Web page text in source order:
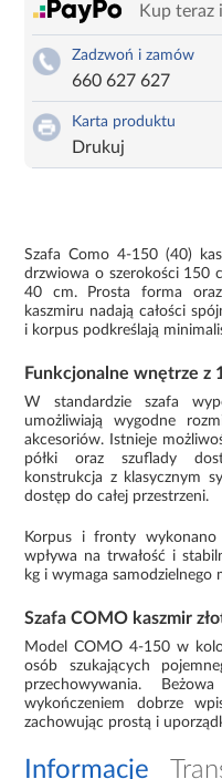
Kup teraz
Zadzwoń i zamów
660 627 627
Karta produktu
Drukuj
Szafa Como 4-150 (40)
drzwiowa o szerokości 150
40 cm. Prosta forma
kaszmiru nadają całości
i korpus podkreślają
Funkcjonalne wnętrze z
W standardzie szafa
umożliwiają wygodne
akcesoriów. Istnieje
półki oraz szuflady
konstrukcja z klasycznym
dostęp do całej przestrzeni.
Korpus i fronty
wpływa na trwałość i
kg i wymaga samodzielnego
Szafa COMO kaszmir
Model COMO 4-150 w
osób szukających
przechowywania.
wykończeniem dobrze
zachowując prostą i
Informacje